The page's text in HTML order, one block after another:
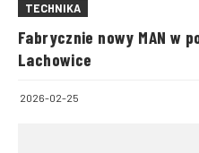
TECHNIKA
Fabrycznie nowy MAN w
Lachowice
2026-02-25